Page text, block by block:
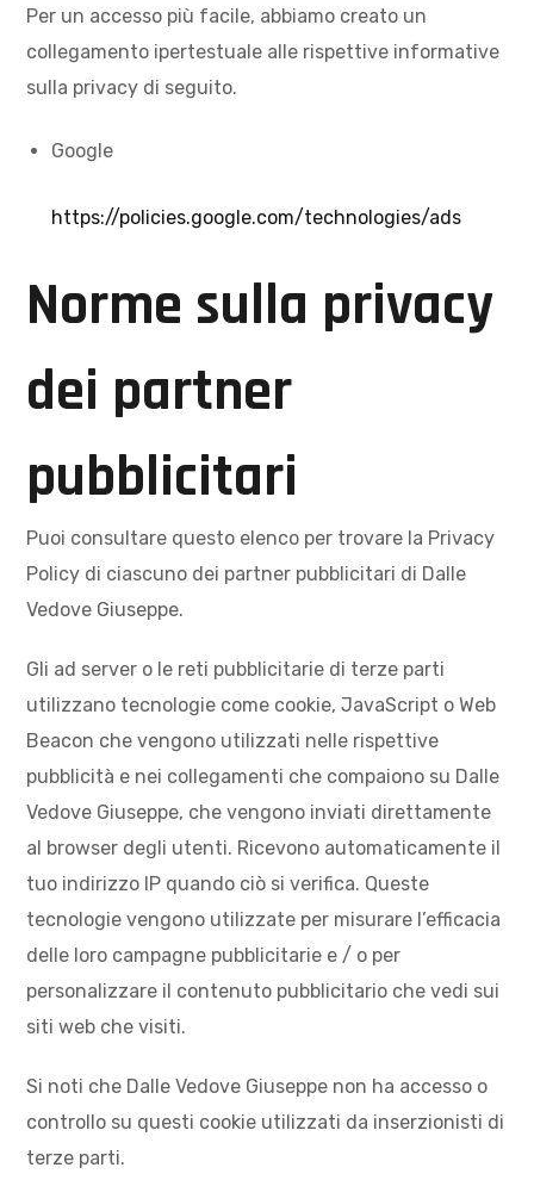
Per un accesso più facile, abbiamo creato un
collegamento ipertestuale alle rispettive informative
sulla privacy di seguito.
Google
https://policies.google.com/technologies/ads
Norme sulla privacy
dei partner
pubblicitari
Puoi consultare questo elenco per trovare la Privacy
Policy di ciascuno dei partner pubblicitari di Dalle
Vedove Giuseppe.
Gli ad server o le reti pubblicitarie di terze parti
utilizzano tecnologie come cookie, JavaScript o Web
Beacon che vengono utilizzati nelle rispettive
pubblicità e nei collegamenti che compaiono su Dalle
Vedove Giuseppe, che vengono inviati direttamente
al browser degli utenti. Ricevono automaticamente il
tuo indirizzo IP quando ciò si verifica. Queste
tecnologie vengono utilizzate per misurare l’efficacia
delle loro campagne pubblicitarie e / o per
personalizzare il contenuto pubblicitario che vedi sui
siti web che visiti.
Si noti che Dalle Vedove Giuseppe non ha accesso o
controllo su questi cookie utilizzati da inserzionisti di
terze parti.